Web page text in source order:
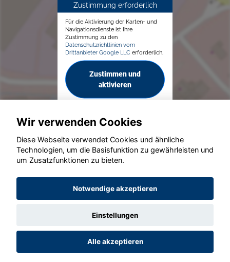
Zustimmung erforderlich
Für die Aktivierung der Karten- und
Navigationsdienste ist Ihre
Zustimmung zu den
Datenschutzrichtlinien vom
Drittanbieter Google LLC erforderlich.
Zustimmen und
aktivieren
© konjunkturmotor.de GmbH 2020 - 2026
Wir verwenden Cookies
Diese Webseite verwendet Cookies und ähnliche
Technologien, um die Basisfunktion zu gewährleisten und
um Zusatzfunktionen zu bieten.
Notwendige akzeptieren
Einstellungen
Alle akzeptieren